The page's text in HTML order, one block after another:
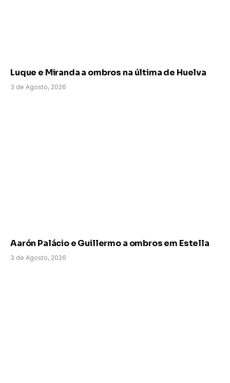
Luque e Miranda a ombros na última de Huelva
3 de Agosto, 2026
Aarón Palácio e Guillermo a ombros em Estella
3 de Agosto, 2026